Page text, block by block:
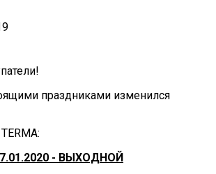
праздниками изменился
- ВЫХОДНОЙ